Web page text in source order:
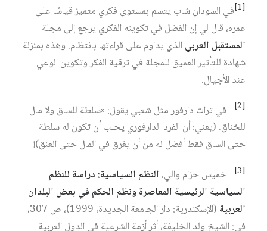
[1]
في السودان شاب يتسم بمستوى فكري متميز قياسًا على
عمره، قال لي إن الفضل في تكوينه الفكري يرجع إلى مجلة
المستقبل العربي الذي يداوم على قراءتها بانتظام. وهذه بمنزلة
شهادة للتأثير العميق للمجلة في ترقية الفكر وتكوين الوعي
عند الأجيال.
[2]
في تراث دارفور مثل شعبي يقول: «سلطة للساق ولا مال
للخناق. (يعني: أن الفرد الدارفوري يحـب أن تكون له سلطة
حتى الساق فقط أفضل له من أن يغرق في المال حتى العنق)!
[3] خميس حزام والي، النظم السياسية: دراسة للنظم
السياسية الرئيسية المعاصرة ونظم الحكم في بعض البلدان
العربية
(الإسكندرية: دار الجامعة الجديدة، 1999)، ص 307،
في: الشيخ ولد الخليفة، أثر أزمة الشرعية في الدول العربية